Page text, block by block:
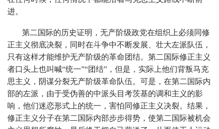
进。
第二国际的历史证明，无产阶级政党在组织上必须同修
正主义彻底决裂，同时在斗争中不断发展、壮大左派队伍，
只有这样才能维护无产阶级的革命团结。第二国际修正主义
者口头上也叫喊“统一”“团结”，但是，实际上他们背叛马克
思主义，阴谋分裂无产阶级革命队伍。可是，在第二国际内
部的左派，由于受伪善的中派头目考茨基的调和主义的影
响，他们迷恋形式上的统一，害怕同修正主义决裂。结果，
修正主义分子在第二国际内部步步得势，使第二国际被机会